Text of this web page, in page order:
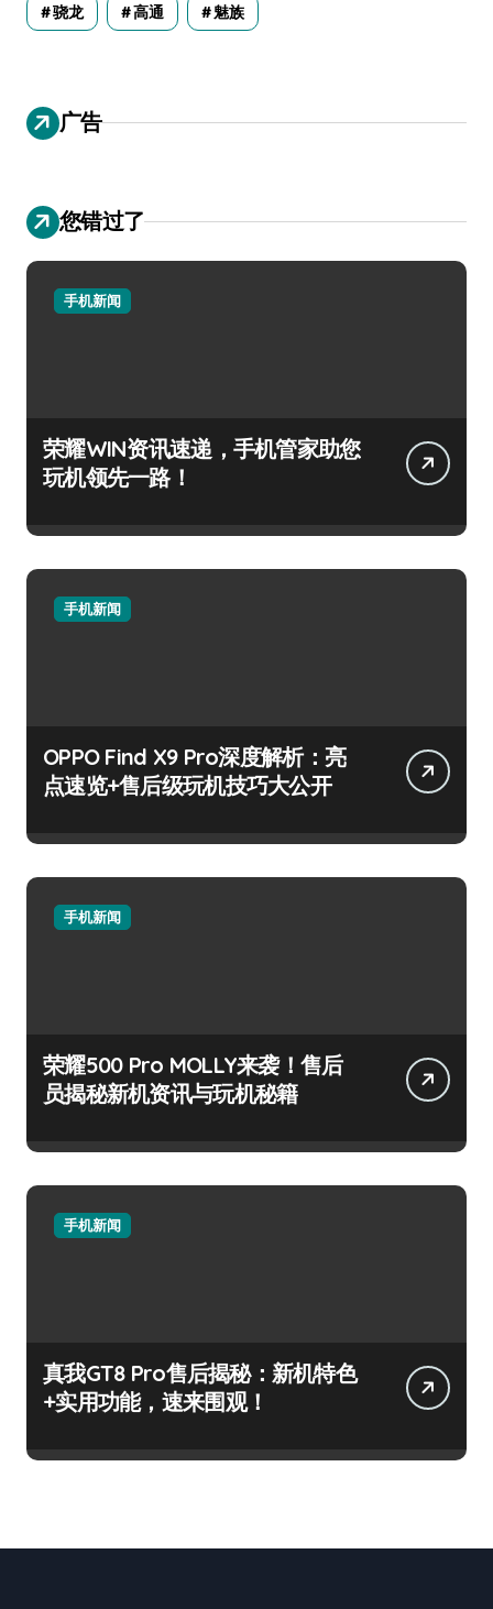
骁龙 高通 魅族
广告
您错过了
手机新闻
荣耀WIN资讯速递，手机管家助您
玩机领先一路！
手机新闻
OPPO Find X9 Pro深度解析：亮
点速览+售后级玩机技巧大公开
手机新闻
荣耀500 Pro MOLLY来袭！售后
员揭秘新机资讯与玩机秘籍
手机新闻
真我GT8 Pro售后揭秘：新机特色
+实用功能，速来围观！